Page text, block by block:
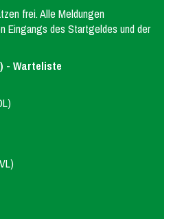
frei. Alle Meldungen
Eingangs des Startgeldes und der
- Warteliste